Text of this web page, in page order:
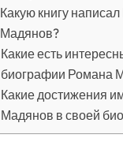
Какую книгу
Мадянов?
Какие есть
биографии Романа
Какие достижения
Мадянов в своей